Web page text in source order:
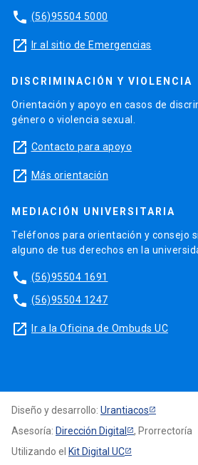
phone (56)95504 5000
launch Ir al sitio de Emergencias
DISCRIMINACIÓN Y VIOLENCIA
Orientación y apoyo en casos de
género o violencia sexual.
launch Contacto para apoyo
launch Más orientación
MEDIACIÓN UNIVERSITARIA
Teléfonos para orientación y consejo
alguno de tus derechos en la
phone (56)95504 1691
phone (56)95504 1247
launch Ir a la Oficina de Ombuds UC
Diseño y desarrollo: Urantiacos
Asesoría: Dirección Digital
, Prorrectoría
Utilizando el Kit Digital UC